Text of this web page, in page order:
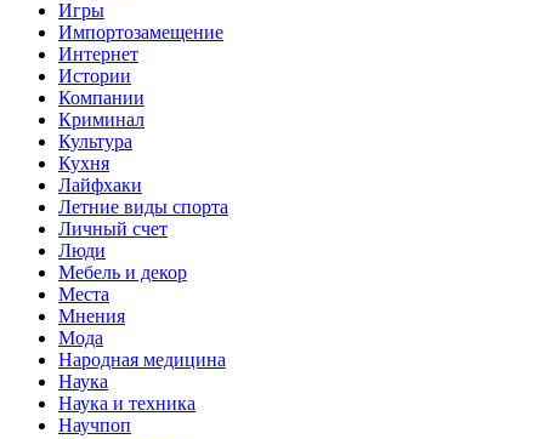
Игры
Импортозамещение
Интернет
Истории
Компании
Криминал
Культура
Кухня
Лайфхаки
Летние виды спорта
Личный счет
Люди
Мебель и декор
Места
Мнения
Мода
Народная медицина
Наука
Наука и техника
Научпоп